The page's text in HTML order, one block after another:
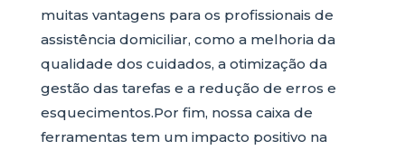
muitas vantagens para os profissionais de
assistência domiciliar, como a melhoria da
qualidade dos cuidados, a otimização da
gestão das tarefas e a redução de erros e
esquecimentos.Por fim, nossa caixa de
ferramentas tem um impacto positivo na